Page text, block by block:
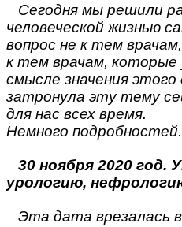
Сегодня мы решили
человеческой жизнью
вопрос не к тем
к тем врачам,
смысле значения
затронула эту тему
для нас всех время.
Немного подробностей.
30 ноября 2020 год.
урологию,
Эта дата врезалась